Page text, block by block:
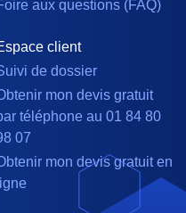
aux questions (FAQ)
client
de dossier
mon devis gratuit
téléphone au 01 84 80
07
mon devis gratuit en
ligne